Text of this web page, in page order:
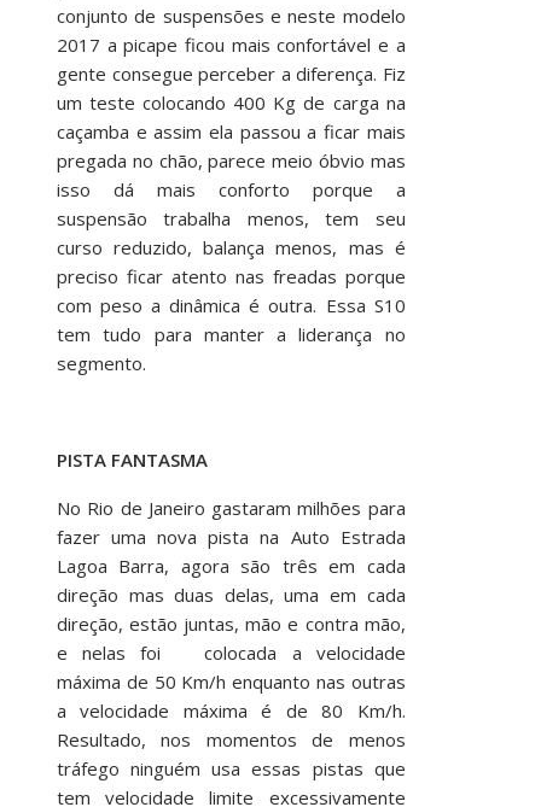
conjunto de suspensões e neste modelo
2017 a picape ficou mais confortável e a
gente consegue perceber a diferença. Fiz
um teste colocando 400 Kg de carga na
caçamba e assim ela passou a ficar mais
pregada no chão, parece meio óbvio mas
isso dá mais conforto porque a
suspensão trabalha menos, tem seu
curso reduzido, balança menos, mas é
preciso ficar atento nas freadas porque
com peso a dinâmica é outra. Essa S10
tem tudo para manter a liderança no
segmento.
PISTA FANTASMA
No Rio de Janeiro gastaram milhões para
fazer uma nova pista na Auto Estrada
Lagoa Barra, agora são três em cada
direção mas duas delas, uma em cada
direção, estão juntas, mão e contra mão,
e nelas foi colocada a velocidade
máxima de 50 Km/h enquanto nas outras
a velocidade máxima é de 80 Km/h.
Resultado, nos momentos de menos
tráfego ninguém usa essas pistas que
tem velocidade limite excessivamente